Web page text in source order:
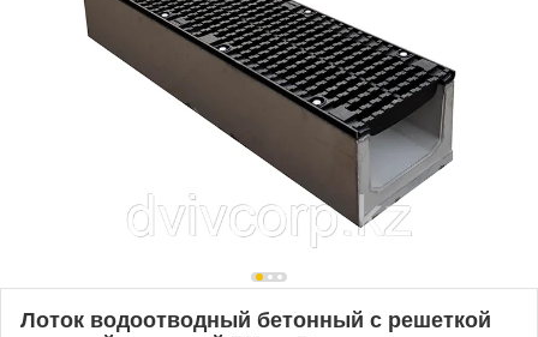
Лоток водоотводный бетонный с решеткой